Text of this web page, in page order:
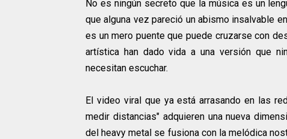
No es ningún secreto que la música es un
que alguna vez pareció un abismo insalvable
es un mero puente que puede cruzarse con
artística han dado vida a una versión que
necesitan escuchar.
El video viral que ya está arrasando en las
medir distancias" adquieren una nueva
del heavy metal se fusiona con la melódica